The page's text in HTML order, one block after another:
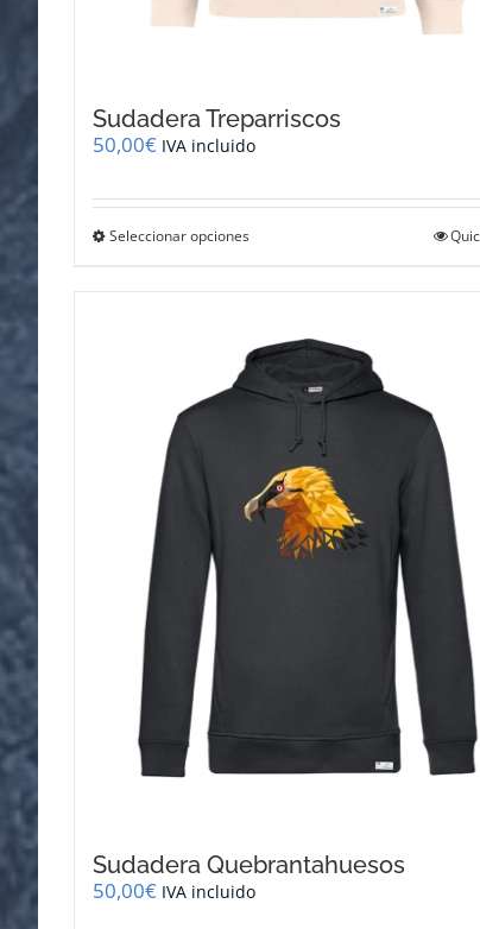
Sudadera Treparriscos
50,00€ IVA incluido
Seleccionar opciones
variantes.
Las
opciones
se
elegir
en
la
página
Sudadera Quebrantahuesos
50,00€ IVA incluido